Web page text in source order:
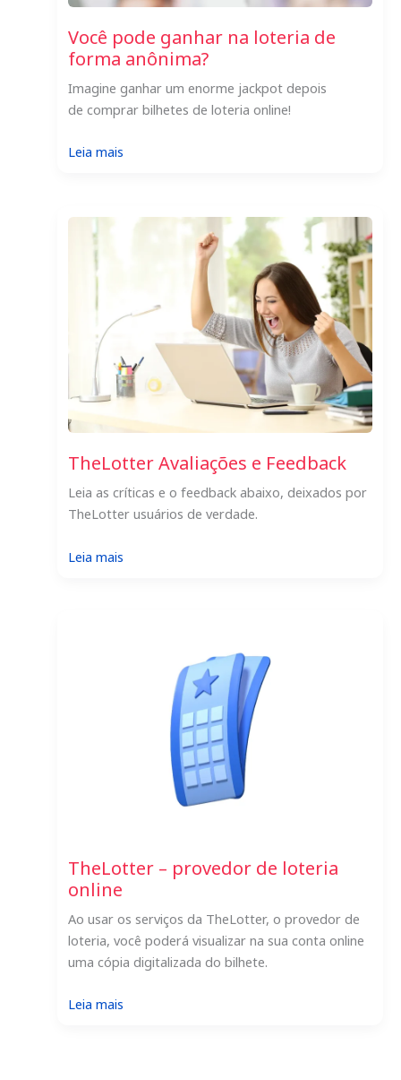
Você pode ganhar na loteria de
forma anônima?
Imagine ganhar um enorme jackpot depois
de comprar bilhetes de loteria online!
Leia mais:
ganhar
forma
anônima?
TheLotter Avaliações e Feedback
Leia as críticas e o feedback abaixo, deixados por
TheLotter usuários de verdade.
Leia mais:
TheLotter – provedor de loteria
online
Ao usar os serviços da TheLotter, o provedor de
loteria, você poderá visualizar na sua conta online
uma cópia digitalizada do bilhete.
Leia mais: